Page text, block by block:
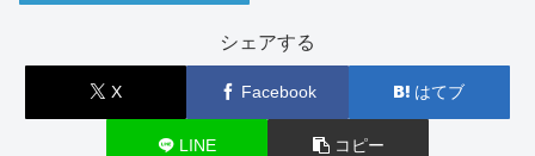
シェアする
X Facebook はてブ
LINE コピー